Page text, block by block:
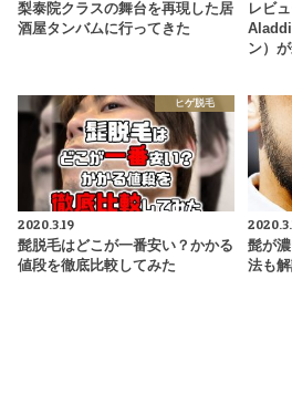
梨泰院クラスの舞台を再現した居
酒屋タンバムに行ってきた
レビ
ン）
ヒゲ脱毛
2020.3.19
髭脱毛はどこが一番安い？かかる
値段を徹底比較してみた
髭が
法も解